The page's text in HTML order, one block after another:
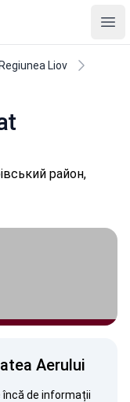
Regiunea Liov
район,
Aerului
încă de informații